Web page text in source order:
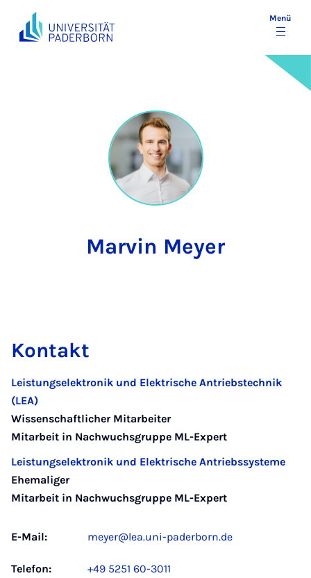
Menü
Marvin Meyer
Kontakt
Leistungselektronik und Elektrische Antriebstechnik
(LEA)
Wissenschaftlicher Mitarbeiter
Mitarbeit in Nachwuchsgruppe ML-Expert
Leistungselektronik und Elektrische Antriebssysteme
Ehemaliger
Mitarbeit in Nachwuchsgruppe ML-Expert
E-Mail: meyer@lea.uni-paderborn.de
Telefon: +49 5251 60-3011